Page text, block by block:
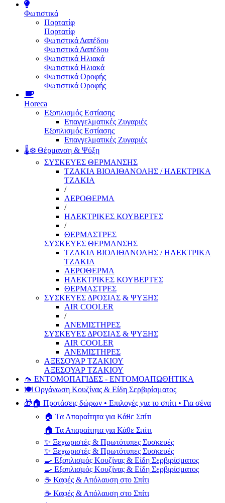
Φωτιστικά
Πορτατίφ
Πορτατίφ
Φωτιστικά Δαπέδου
Φωτιστικά Δαπέδου
Φωτιστικά Ηλιακά
Φωτιστικά Ηλιακά
Φωτιστικά Οροφής
Φωτιστικά Οροφής
Horeca
Εξοπλισμός Εστίασης
Επαγγελματικές Ζυγαριές
Εξοπλισμός Εστίασης
Επαγγελματικές Ζυγαριές
🌡️❄️ Θέρμανση & Ψύξη
ΣΥΣΚΕΥΕΣ ΘΕΡΜΑΝΣΗΣ
ΤΖΑΚΙΑ ΒΙΟΑΙΘΑΝΟΛΗΣ / ΗΛΕΚΤΡΙΚΑ
ΤΖΑΚΙΑ
/
ΑΕΡΟΘΕΡΜΑ
/
ΗΛΕΚΤΡΙΚΕΣ ΚΟΥΒΕΡΤΕΣ
/
ΘΕΡΜΑΣΤΡΕΣ
ΣΥΣΚΕΥΕΣ ΘΕΡΜΑΝΣΗΣ
ΤΖΑΚΙΑ ΒΙΟΑΙΘΑΝΟΛΗΣ / ΗΛΕΚΤΡΙΚΑ
ΤΖΑΚΙΑ
ΑΕΡΟΘΕΡΜΑ
ΗΛΕΚΤΡΙΚΕΣ ΚΟΥΒΕΡΤΕΣ
ΘΕΡΜΑΣΤΡΕΣ
ΣΥΣΚΕΥΕΣ ΔΡΟΣΙΑΣ & ΨΥΞΗΣ
AIR COOLER
/
ΑΝΕΜΙΣΤΗΡΕΣ
ΣΥΣΚΕΥΕΣ ΔΡΟΣΙΑΣ & ΨΥΞΗΣ
AIR COOLER
ΑΝΕΜΙΣΤΗΡΕΣ
ΑΞΕΣΟΥΑΡ ΤΖΑΚΙΟΥ
ΑΞΕΣΟΥΑΡ ΤΖΑΚΙΟΥ
🦟 ΕΝΤΟΜΟΠΑΓΙΔΕΣ - ΕΝΤΟΜΟΑΠΩΘΗΤΙΚΑ
🍽️ Οργάνωση Κουζίνας & Είδη Σερβιρίσματος
🎁🏠 Προτάσεις δώρων • Επιλογές για το σπίτι • Για σένα
🏠 Τα Απαραίτητα για Κάθε Σπίτι
🏠 Τα Απαραίτητα για Κάθε Σπίτι
✨ Ξεχωριστές & Πρωτότυπες Συσκευές
✨ Ξεχωριστές & Πρωτότυπες Συσκευές
🍳 Εξοπλισμός Κουζίνας & Είδη Σερβιρίσματος
🍳 Εξοπλισμός Κουζίνας & Είδη Σερβιρίσματος
☕ Καφές & Απόλαυση στο Σπίτι
☕ Καφές & Απόλαυση στο Σπίτι